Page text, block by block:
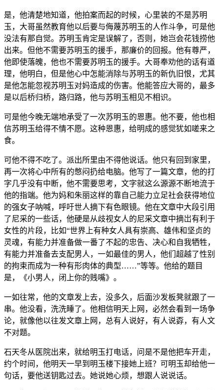
是，他清楚地知道，他拍案而起的时候，心里装的不是苏明
玉，大哥虽然教育他以后要与侮蔑苏明玉的人作斗争，可是他
没法有那自觉。苏明玉肯定是误解了，否则，她岂会花钱捞他
出来。但他不需要苏明玉的援手，那廉价的回报。他有尊严，
他即使落魄，他也不需要苏明玉的援手。大哥奉劝他的话有道
理，他明白，但是他心中怎能消除与苏明玉的新仇旧恨，尤其
是他怎能忽视苏明玉对妈造成的伤害。他能答应大哥的，最多
是以后桥归桥，路归路，他与苏明玉相见不相识。
可是他今晚无端地承受了一次苏明玉的恩惠。他不要，他也相
信苏明玉给得不情不愿。这种恩惠，给明成的感觉犹如嗟来之
食。
可他不得不吃了。派出所里由不得他说话。他只有回到家里，
再一次将心中所有的憋闷扔给电脑。他写了一篇文章，他的打
字几乎没有中断，他不需要思考，文字就这么源源不断地流于
他的指端。他为妈和朱丽这样的靠自己能力立足社会获得地位
的强女子呐喊，呼吁世人摘下有色眼镜。他在文章中大段引用
了尼采的一些话，他硬是从歧视女人的尼采文章中摘岀有利于
女性的片段，比如“世界上有种女人具有崇高、雄伟和坚贞的
灵魂，有能力并准备做一番了不起的忠告、决心和自我牺牲，
有能力并准备去支配男人，一如最佳的男人，他们超越了性别
的拘束而成为一种有形肉体的典型……”等等。他给的题目
是，《小男人，闭上你的贱嘴》。
一如往常，他的文章发上去，没多久，后面沙发板凳就跟了一
串。他没看，洗洗睡了。他相信明天上网，必然会看到一场争
论，就像他以往发文章上网，总有人说好，有人说孬，有人文
不对题。
石天冬从医院出来，就给明玉打电话，问是不是他把车开走，
约个时间，他明天一早到明玉楼下接她上班？可明玉却给他一
句话，要他送钥匙过去。她说她心烦，想跟人说说话。